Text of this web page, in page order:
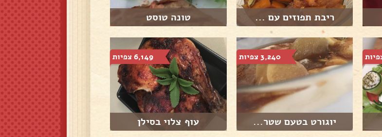
ריבת תפוזים עם ... טונה טוסט
3,240 צפיות
יוגורט בטעם שטר...
6,149 צפיות
עוף צלוי בסילן